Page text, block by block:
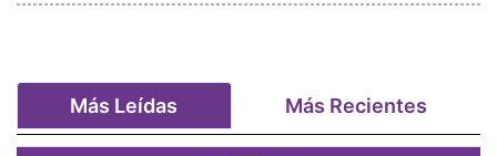
Más Leídas Más Recientes